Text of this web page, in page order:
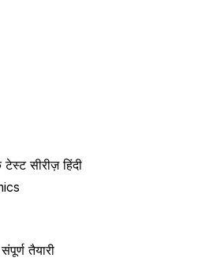
सीरीज़ हिंदी
तैयारी